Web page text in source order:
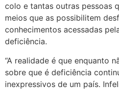
colo e tantas outras pessoas
meios que as possibilitem
conhecimentos acessadas
deficiência.
“A realidade é que enquanto
sobre que é deficiência
inexpressivos de um país.